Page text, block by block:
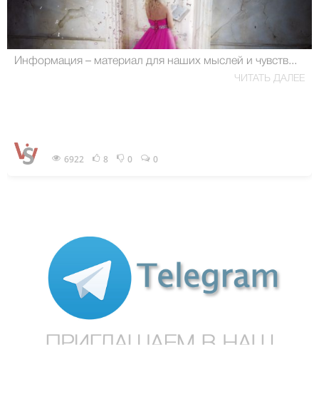
Информация – материал для наших мыслей и чувств...
ЧИТАТЬ ДАЛЕЕ
6922 8 0 0